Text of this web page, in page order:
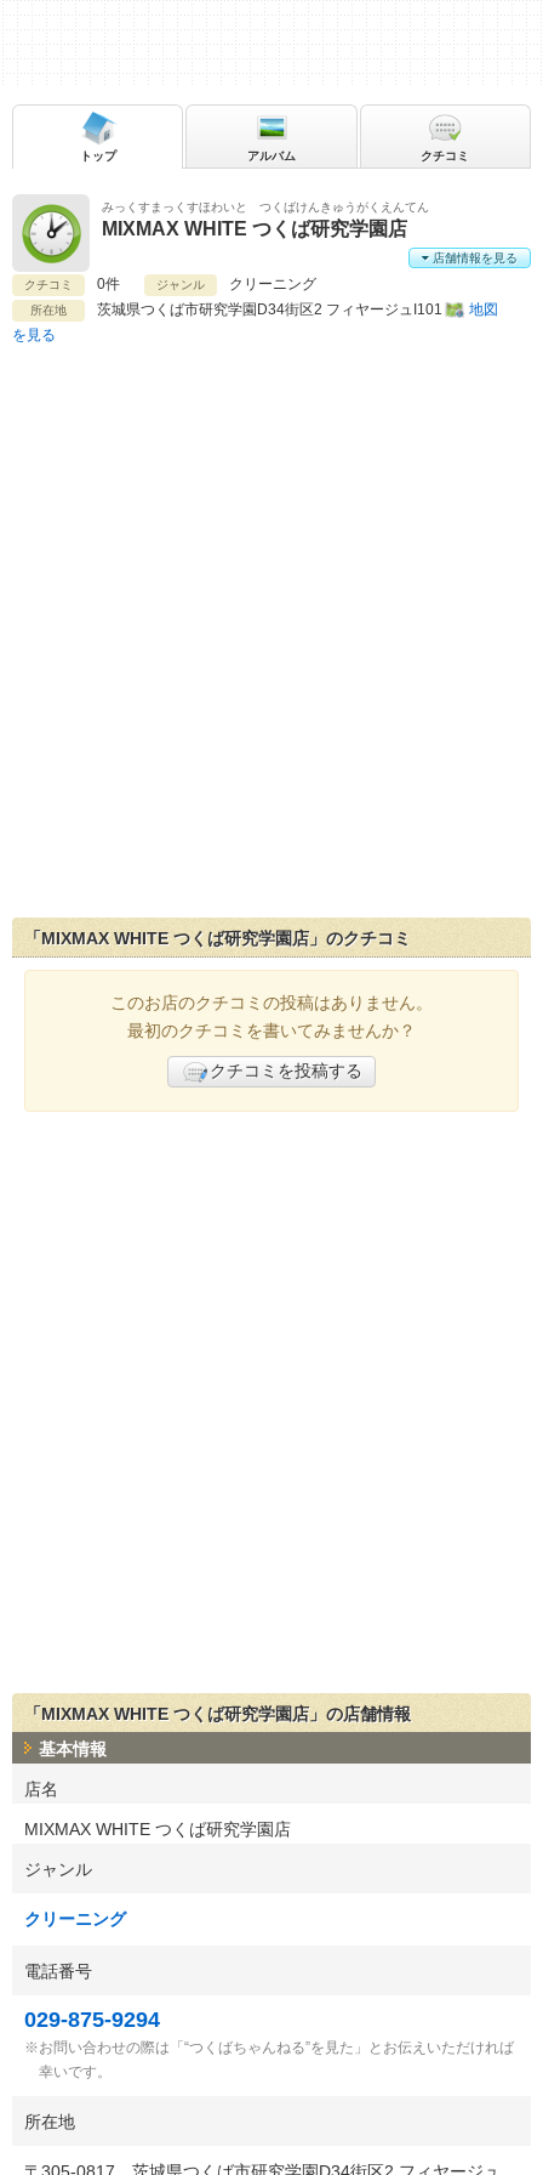
みっくすまっくすほわいと つくばけんきゅうがくえんてん
MIXMAX WHITE つくば研究学園店
クチコミ 0件 ジャンル クリーニング
所在地 茨城県つくば市研究学園D34街区2 フィヤージュI101
地図
を見る
店舗情報を見る
トップ アルバム クチコミ
「MIXMAX WHITE つくば研究学園店」のクチコミ
このお店のクチコミの投稿はありません。
最初のクチコミを書いてみませんか？
クチコミを投稿する
「MIXMAX WHITE つくば研究学園店」の店舗情報
基本情報
店名
MIXMAX WHITE つくば研究学園店
ジャンル
クリーニング
電話番号
029-875-9294
お問い合わせの際は「“つくばちゃんねる”を見た」とお伝えいただければ
幸いです。
所在地